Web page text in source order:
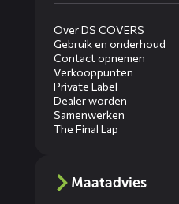
Over DS COVERS
Gebruik en onderhoud
Contact opnemen
Verkooppunten
Private Label
Dealer worden
Samenwerken
The Final Lap
Maatadvies